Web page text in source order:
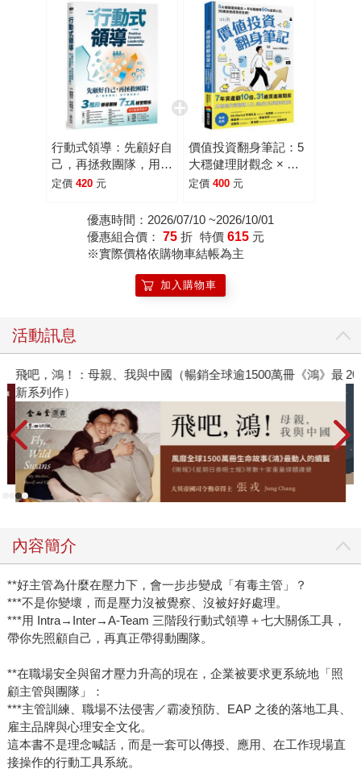
行動式領導：先顧好自
己，再拯救團隊，用
「優勢觀點」提升團隊
定價 420 元
價值投資翻身筆記：5
大穩健理財觀念 × 年
化報酬率50％投資心
目標！
定價 400 元
優惠時間：2026/07/10 ~2026/10/01
優惠組合價： 75 折 特價 615 元
※實際價格依購物車結帳為主
加入購物車
活動訊息
飛吧，鴻！：母親、我與中國（暢銷全球逾1500萬冊《鴻》最
新系列作）
內容簡介
**好主管為什麼在壓力下，會一步步變成「有毒主管」？
***不是你變壞，而是壓力沒被覺察、沒被好好處理。
***用 Intra→Inter→A-Team 三階段行動式領導＋七大關係工具，
帶你先照顧自己，再真正帶得動團隊。
**在職場安全與留才壓力升高的現在，企業被要求更系統地「照
顧主管與團隊」：
***主管訓練、職場不法侵害／霸凌預防、EAP 之後的落地工具、
雇主品牌與心理安全文化。
這本書不是理念喊話，而是一套可以傳授、應用、在工作現場直
接操作的行動工具系統。